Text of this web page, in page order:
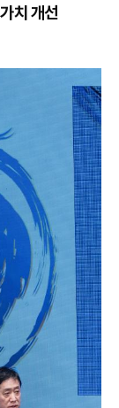
치 개선